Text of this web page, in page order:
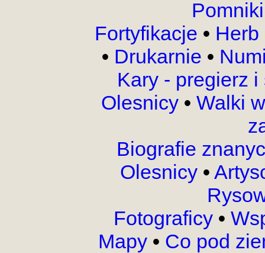
Fortyfikacje •
• Drukarnie •
Kary - pregierz
Olesnicy • Walki
Biografie
Olesnicy •
Fotograficy •
Mapy • Co pod